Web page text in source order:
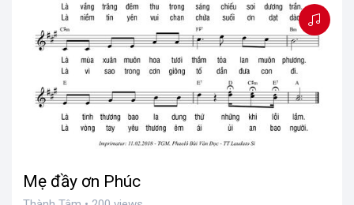
Mẹ đầy ơn Phúc